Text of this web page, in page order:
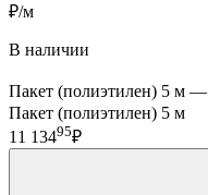
₽/м
В наличии
Пакет (полиэтилен) 5 м —
Пакет (полиэтилен) 5 м
11 13495₽